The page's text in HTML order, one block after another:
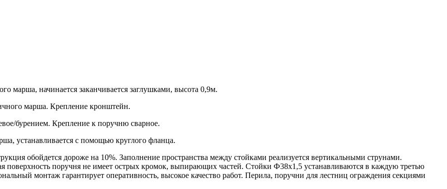
марша, начинается заканчивается заглушками, высота 0,9м.
марша. Крепление кронштейн.
бурением. Крепление к поручню сварное.
устанавливается с помощью круглого фланца.
обойдется дороже на 10%. Заполнение пространства между стойками реализуется вертикальными струнами.
поверхность поручня не имеет острых кромок, выпирающих частей. Стойки Ф38х1,5 устанавливаются в каждую третью
монтаж гарантирует оперативность, высокое качество работ. Перила, поручни для лестниц ограждения секциями